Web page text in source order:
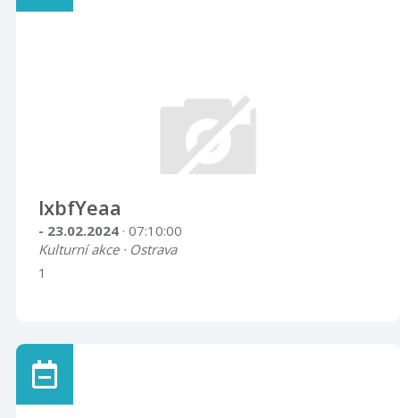
lxbfYeaa
- 23.02.2024 · 07:10:00
Kulturní akce · Ostrava
1